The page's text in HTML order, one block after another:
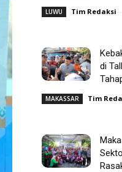
LUWU Tim Redaksi -
di
MAKASSAR Tim